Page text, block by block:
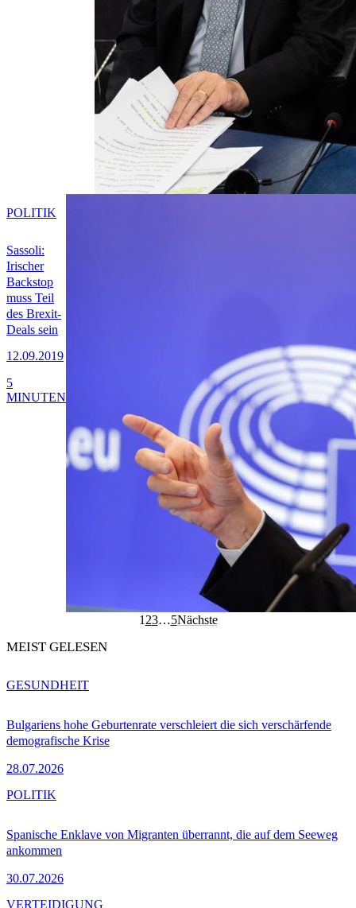
Sassoli:
Irischer
Backstop
muss Teil
des Brexit-
Deals sein
12.09.2019
POLITIK
5
MINUTEN
1 23…5Nächste
MEIST GELESEN
Bulgariens hohe Geburtenrate verschleiert die sich verschärfende
demografische Krise
28.07.2026
GESUNDHEIT
Spanische Enklave von Migranten überrannt, die auf dem Seeweg
ankommen
30.07.2026
POLITIK
VERTEIDIGUNG